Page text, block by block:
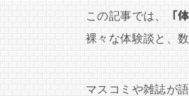
この記事では、 「
裸々な体験談と、
マスコミや雑誌が